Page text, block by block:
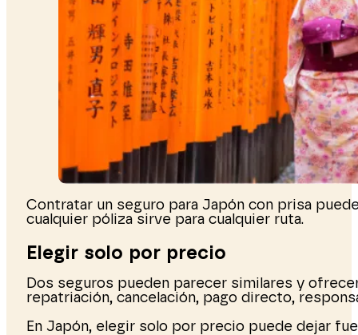
Contratar un seguro para Japón con prisa
cualquier póliza sirve para cualquier ruta.
Elegir solo por precio
Dos seguros pueden parecer similares y
repatriación, cancelación, pago directo,
En Japón, elegir solo por precio puede dejar